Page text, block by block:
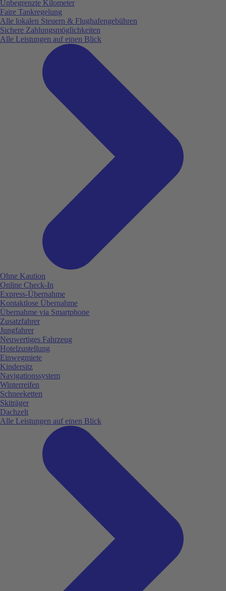
Unbegrenzte Kilometer
Faire Tankregelung
Alle lokalen Steuern & Flughafengebühren
Sichere Zahlungsmöglichkeiten
Alle Leistungen auf einen Blick
Ohne Kaution
Online Check-In
Express-Übernahme
Kontaktlose Übernahme
Übernahme via Smartphone
Zusatzfahrer
Jungfahrer
Neuwertiges Fahrzeug
Hotelzustellung
Einwegmiete
Kindersitz
Navigationssystem
Winterreifen
Schneeketten
Skiträger
Dachzelt
Alle Leistungen auf einen Blick